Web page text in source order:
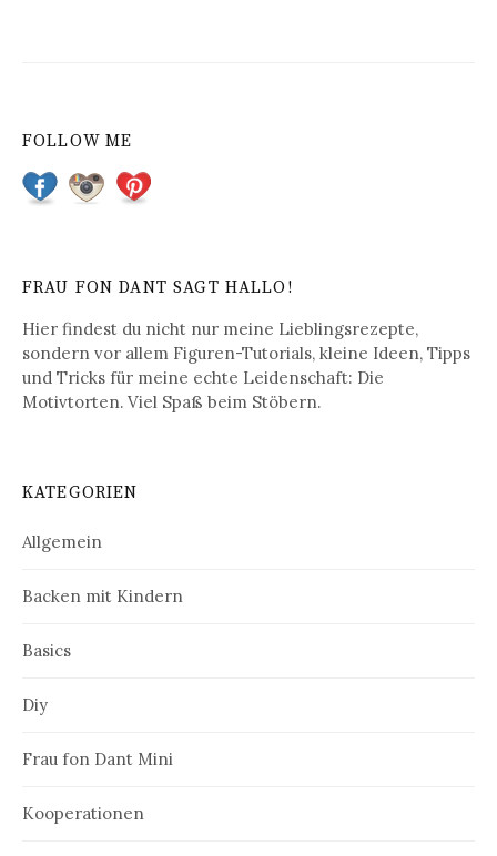
FOLLOW ME
FRAU FON DANT SAGT HALLO!
Hier findest du nicht nur meine Lieblingsrezepte,
sondern vor allem Figuren-Tutorials, kleine Ideen, Tipps
und Tricks für meine echte Leidenschaft: Die
Motivtorten. Viel Spaß beim Stöbern.
KATEGORIEN
Allgemein
Backen mit Kindern
Basics
Diy
Frau fon Dant Mini
Kooperationen